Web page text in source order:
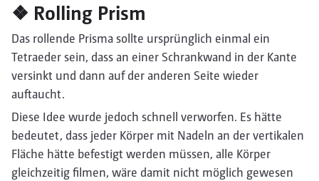
❖ Rolling Prism
Das rollende Prisma sollte ursprünglich einmal ein
Tetraeder sein, dass an einer Schrankwand in der Kante
versinkt und dann auf der anderen Seite wieder
auftaucht.
Diese Idee wurde jedoch schnell verworfen. Es hätte
bedeutet, dass jeder Körper mit Nadeln an der vertikalen
Fläche hätte befestigt werden müssen, alle Körper
gleichzeitig filmen, wäre damit nicht möglich gewesen